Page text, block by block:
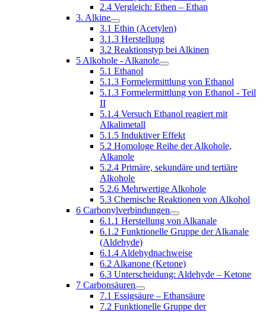
2.4 Vergleich: Ethen – Ethan
3. Alkine
3.1 Ethin (Acetylen)
3.1.3 Herstellung
3.2 Reaktionstyp bei Alkinen
5 Alkohole - Alkanole
5.1 Ethanol
5.1.3 Formelermittlung von Ethanol
5.1.3 Formelermittlung von Ethanol - Teil
II
5.1.4 Versuch Ethanol reagiert mit
Alkalimetall
5.1.5 Induktiver Effekt
5.2 Homologe Reihe der Alkohole,
Alkanole
5.2.4 Primäre, sekundäre und tertiäre
Alkohole
5.2.6 Mehrwertige Alkohole
5.3 Chemische Reaktionen von Alkohol
6 Carbonylverbindungen
6.1.1 Herstellung von Alkanale
6.1.2 Funktionelle Gruppe der Alkanale
(Aldehyde)
6.1.4 Aldehydnachweise
6.2 Alkanone (Ketone)
6.3 Unterscheidung: Aldehyde – Ketone
7 Carbonsäuren
7.1 Essigsäure – Ethansäure
7.2 Funktionelle Gruppe der